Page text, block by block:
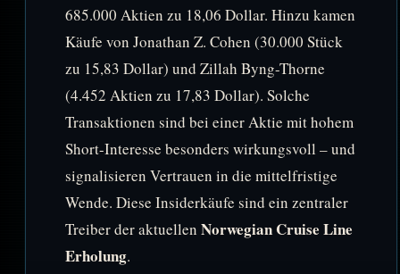
685.000 Aktien zu 18,06 Dollar. Hinzu kamen
Käufe von Jonathan Z. Cohen (30.000 Stück
zu 15,83 Dollar) und Zillah Byng-Thorne
(4.452 Aktien zu 17,83 Dollar). Solche
Transaktionen sind bei einer Aktie mit hohem
Short-Interesse besonders wirkungsvoll – und
signalisieren Vertrauen in die mittelfristige
Wende. Diese Insiderkäufe sind ein zentraler
Treiber der aktuellen Norwegian Cruise Line
Erholung.